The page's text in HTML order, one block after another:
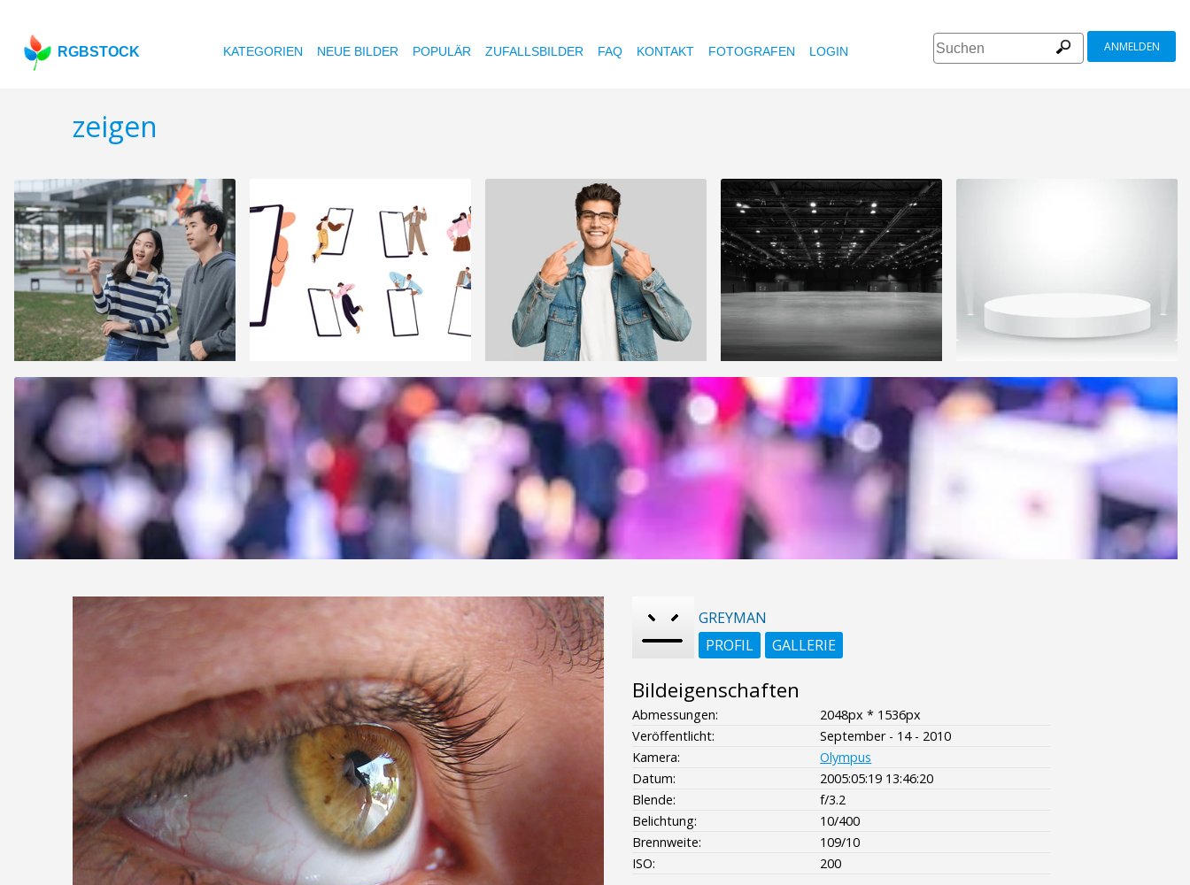
RGBSTOCK KATEGORIEN NEUE BILDER POPULÄR ZUFALLSBILDER FAQ KONTAKT FOTOGRAFEN LOGIN ANMELDEN
zeigen
GREYMAN
PROFIL
GALLERIE
Bildeigenschaften
Abmessungen:
2048px * 1536px
Veröffentlicht:
September - 14 - 2010
Kamera:
Olympus
Datum:
2005:05:19 13:46:20
Blende:
f/3.2
Belichtung:
10/400
Brennweite:
109/10
ISO:
200